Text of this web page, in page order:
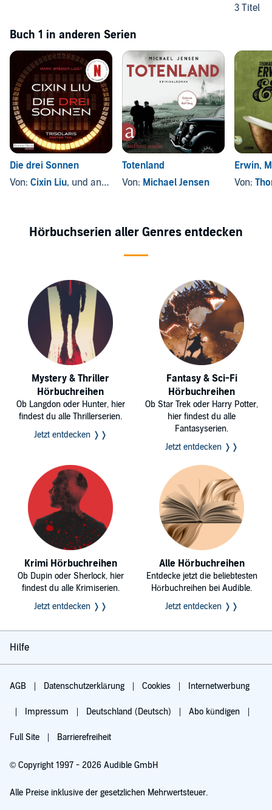
3 Titel
Buch 1 in anderen Serien
Die drei Sonnen
Von: Cixin Liu, und andere
Totenland
Von: Michael Jensen
Erwin,
Von:
Hörbuchserien aller Genres entdecken
Mystery & Thriller
Hörbuchreihen
Ob Langdon oder Hunter, hier
findest du alle Thrillerserien.
Jetzt entdecken ❭❭
Fantasy & Sci-Fi
Hörbuchreihen
Ob Star Trek oder Harry Potter,
hier findest du alle
Fantasyserien.
Jetzt entdecken ❭❭
Krimi Hörbuchreihen
Ob Dupin oder Sherlock, hier
findest du alle Krimiserien.
Jetzt entdecken ❭❭
Alle Hörbuchreihen
Entdecke jetzt die beliebtesten
Hörbuchreihen bei Audible.
Jetzt entdecken ❭❭
Hilfe
AGB Datenschutzerklärung Cookies Internetwerbung
Impressum Deutschland (Deutsch) Abo kündigen
Full Site Barrierefreiheit
© Copyright 1997 - 2026 Audible GmbH
Alle Preise inklusive der gesetzlichen Mehrwertsteuer.